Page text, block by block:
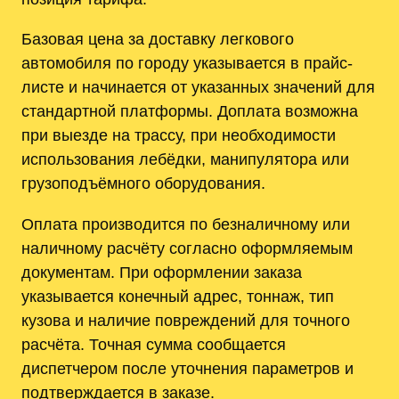
Базовая цена за доставку легкового
автомобиля по городу указывается в прайс-
листе и начинается от указанных значений для
стандартной платформы. Доплата возможна
при выезде на трассу, при необходимости
использования лебёдки, манипулятора или
грузоподъёмного оборудования.
Оплата производится по безналичному или
наличному расчёту согласно оформляемым
документам. При оформлении заказа
указывается конечный адрес, тоннаж, тип
кузова и наличие повреждений для точного
расчёта. Точная сумма сообщается
диспетчером после уточнения параметров и
подтверждается в заказе.